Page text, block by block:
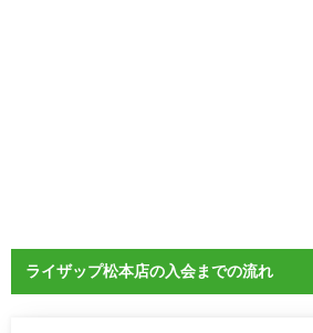
ライザップ松本店の入会までの流れ